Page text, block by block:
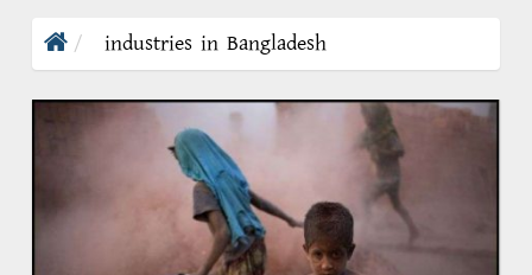
industries in Bangladesh